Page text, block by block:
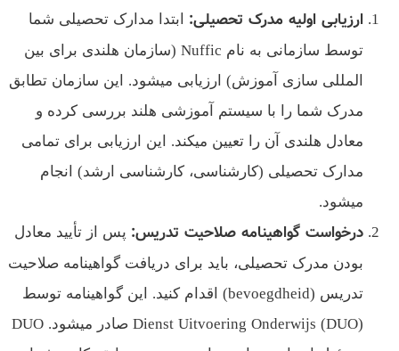
ارزیابی اولیه مدرک تحصیلی:ابتدا مدارک تحصیلی شما
توسط سازمانی به نام Nuffic (سازمان هلندی برای بین‌
المللی‌ سازی آموزش) ارزیابی میشود. این سازمان تطابق
مدرک شما را با سیستم آموزشی هلند بررسی کرده و
معادل هلندی آن را تعیین میکند. این ارزیابی برای تمامی
مدارک تحصیلی (کارشناسی، کارشناسی ارشد) انجام
میشود.
درخواست گواهینامه صلاحیت تدریس:پس از تأیید معادل
بودن مدرک تحصیلی، باید برای دریافت گواهینامه صلاحیت
تدریس (bevoegdheid) اقدام کنید. این گواهینامه توسط
Dienst Uitvoering Onderwijs (DUO) صادر میشود. DUO